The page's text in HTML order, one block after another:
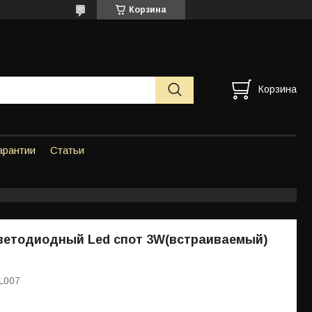
Корзина
Корзина
Статьи
Led спот 3W(встраиваемый)